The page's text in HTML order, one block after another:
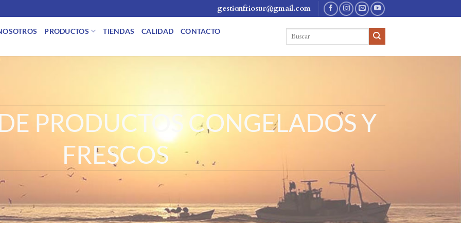
gestionfriosur@gmail.com
PRODUCTOS TIENDAS CALIDAD CONTACTO
PRODUCTOS CONGELADOS Y
FRESCOS